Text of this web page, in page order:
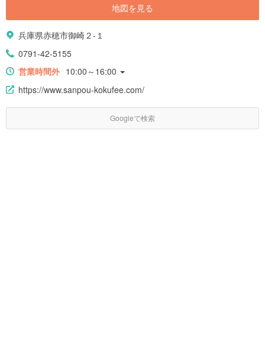
地図を見る
兵庫県赤穂市御崎２-１
0791-42-5155
営業時間外 10:00～16:00
https://www.sanpou-kokufee.com/
Googleで検索